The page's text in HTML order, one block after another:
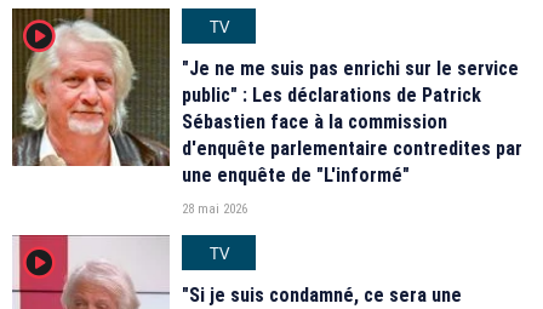
player2
TV
"Je ne me suis pas enrichi sur le service
public" : Les déclarations de Patrick
Sébastien face à la commission
d'enquête parlementaire contredites par
une enquête de "L'informé"
28 mai 2026
player2
TV
"Si je suis condamné, ce sera une